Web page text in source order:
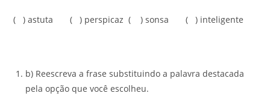
( ) astuta ( ) perspicaz ( ) sonsa ( ) inteligente
b) Reescreva a frase substituindo a palavra destacada
pela opção que você escolheu.